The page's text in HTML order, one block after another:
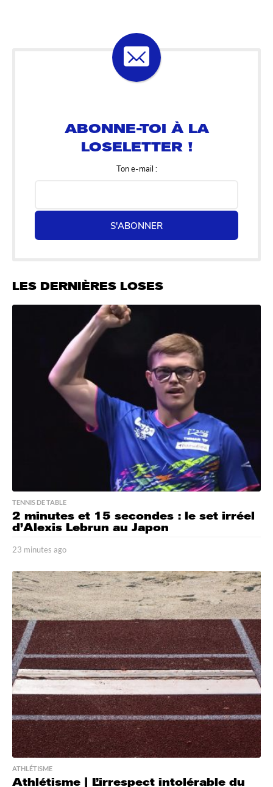
Ton e-mail :
S'ABONNER
LES DERNIÈRES LOSES
TENNIS DE TABLE
2 minutes et 15 secondes : le set irréel
d’Alexis Lebrun au Japon
23 minutes ago
m
i
n
u
t
e
s
a
g
o
ATHLÉTISME
Athlétisme | L’irrespect intolérable du